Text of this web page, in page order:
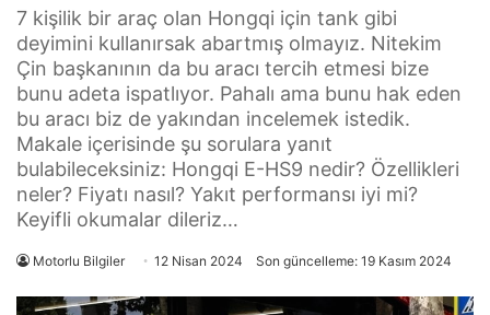
7 kişilik bir araç olan Hongqi için tank gibi
deyimini kullanırsak abartmış olmayız. Nitekim
Çin başkanının da bu aracı tercih etmesi bize
bunu adeta ispatlıyor. Pahalı ama bunu hak eden
bu aracı biz de yakından incelemek istedik.
Makale içerisinde şu sorulara yanıt
bulabileceksiniz: Hongqi E-HS9 nedir? Özellikleri
neler? Fiyatı nasıl? Yakıt performansı iyi mi?
Keyifli okumalar dileriz…
Motorlu Bilgiler 12 Nisan 2024 Son güncelleme: 19 Kasım 2024